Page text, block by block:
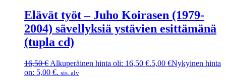
Elävät työt – Juho Koirasen (1979-
2004) sävellyksiä ystävien esittämänä
(tupla cd)
16,50€ Alkuperäinen hinta oli: 16,50 €.5,00 €Nykyinen hinta
on: 5,00 €. sis. alv